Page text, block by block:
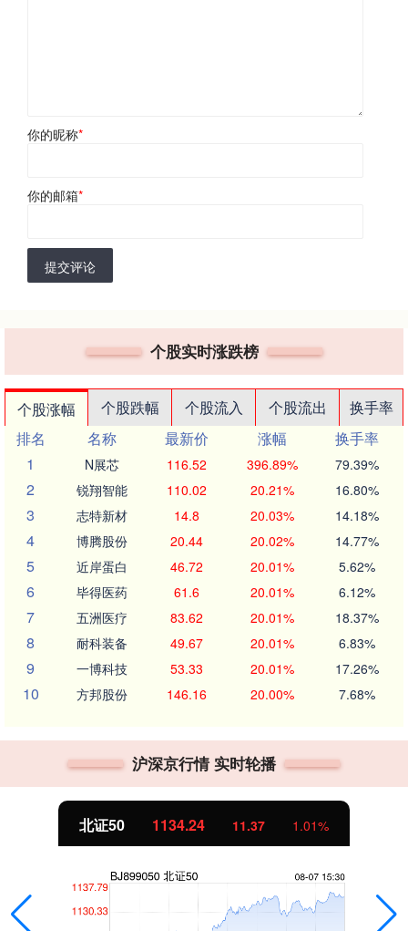
你的昵称*
你的邮箱*
提交评论
个股实时涨跌榜
个股涨幅 个股跌幅 个股流入 个股流出
换手率
排名
名称 最新价 涨幅
换手率
1
N展芯 116.52 396.89% 79.39%
2 锐翔智能 110.02 20.21% 16.80%
3 志特新材 14.8 20.03% 14.18%
4 博腾股份 20.44 20.02% 14.77%
5 近岸蛋白 46.72 20.01% 5.62%
6 毕得医药 61.6 20.01% 6.12%
7 五洲医疗 83.62 20.01% 18.37%
8 耐科装备 49.67 20.01% 6.83%
9 一博科技 53.33 20.01% 17.26%
10 方邦股份 146.16 20.00% 7.68%
沪深京行情 实时轮播
北证50 1134.24 11.37 1.01%